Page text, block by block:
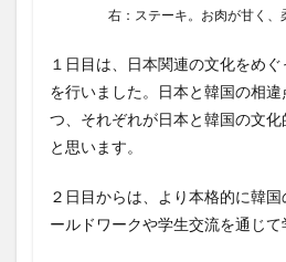
右：ステーキ。お肉が甘く、
１日目は、日本関連の文化をめ
を行いました。日本と韓国の相
つ、それぞれが日本と韓国の文
と思います。
２日目からは、より本格的に韓
ールドワークや学生交流を通じて